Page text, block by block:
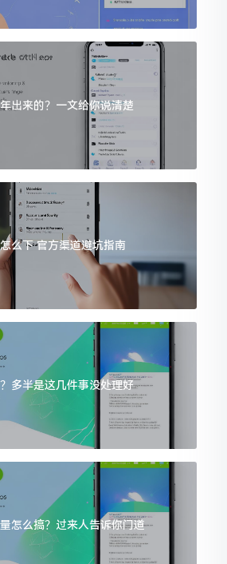
出来的？一文给你说清楚
么下 官方渠道避坑指南
多半是这几件事没处理好
怎么搞？过来人告诉你门道